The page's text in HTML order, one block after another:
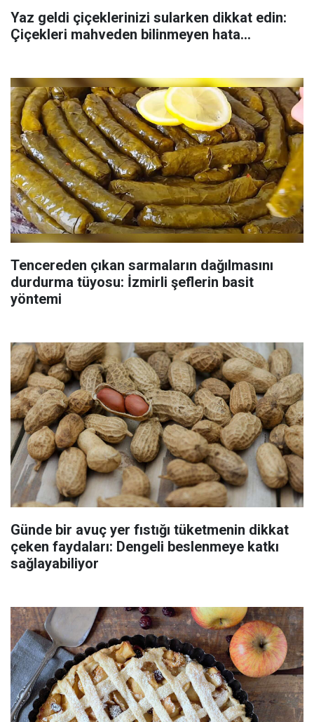
Yaz geldi çiçeklerinizi sularken dikkat edin:
Çiçekleri mahveden bilinmeyen hata...
Tencereden çıkan sarmaların dağılmasını
durdurma tüyosu: İzmirli şeflerin basit
yöntemi
Günde bir avuç yer fıstığı tüketmenin dikkat
çeken faydaları: Dengeli beslenmeye katkı
sağlayabiliyor